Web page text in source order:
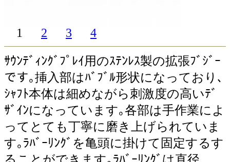
1 2 3 4
ｻｳﾝﾃﾞｨﾝｸﾞﾌﾟﾚｲ用のｽﾃﾝﾚｽ製の拡張ﾌﾞｼﾞｰ
です｡挿入部はﾊﾞﾌﾞﾙ形状になっており､
ｼｬﾌﾄ本体は細めながら刺激度の高いﾃﾞ
ｻﾞｲﾝになっています｡各部は手作業によ
ってとても丁寧に磨き上げられていま
す｡ﾗﾊﾞｰﾘﾝｸﾞを亀頭に掛けて固定するす